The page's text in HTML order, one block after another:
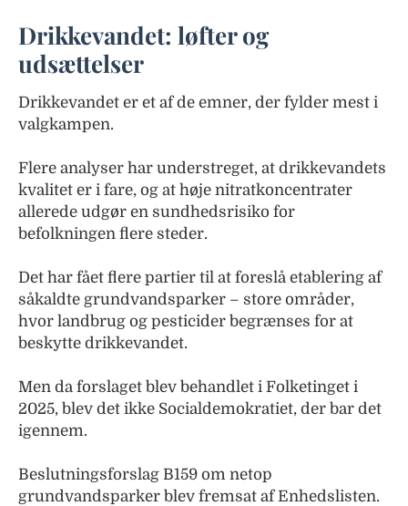
Drikkevandet: løfter og
udsættelser
Drikkevandet er et af de emner, der fylder mest i
valgkampen.
Flere analyser har understreget, at drikkevandets
kvalitet er i fare, og at høje nitratkoncentrater
allerede udgør en sundhedsrisiko for
befolkningen flere steder.
Det har fået flere partier til at foreslå etablering af
såkaldte grundvandsparker – store områder,
hvor landbrug og pesticider begrænses for at
beskytte drikkevandet.
Men da forslaget blev behandlet i Folketinget i
2025, blev det ikke Socialdemokratiet, der bar det
igennem.
Beslutningsforslag B159 om netop
grundvandsparker blev fremsat af Enhedslisten.